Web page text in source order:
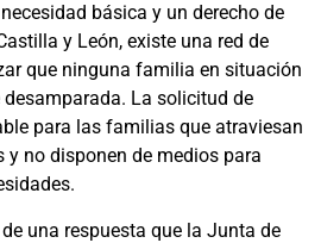
básica y un derecho de
y León, existe una red de
que ninguna familia en situación
La solicitud de
para las familias que atraviesan
no disponen de medios para
una respuesta que la Junta de